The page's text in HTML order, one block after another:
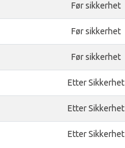
Før sikkerhet
Før sikkerhet
Før sikkerhet
Etter Sikkerhet
Etter Sikkerhet
Etter Sikkerhet